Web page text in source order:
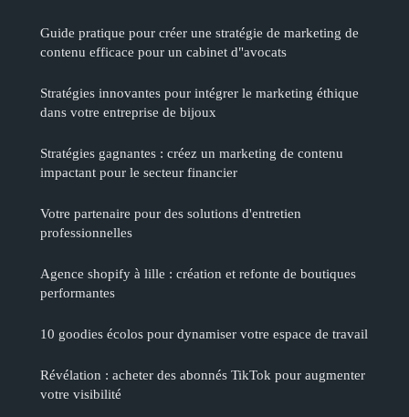
Guide pratique pour créer une stratégie de marketing de
contenu efficace pour un cabinet d"avocats
Stratégies innovantes pour intégrer le marketing éthique
dans votre entreprise de bijoux
Stratégies gagnantes : créez un marketing de contenu
impactant pour le secteur financier
Votre partenaire pour des solutions d'entretien
professionnelles
Agence shopify à lille : création et refonte de boutiques
performantes
10 goodies écolos pour dynamiser votre espace de travail
Révélation : acheter des abonnés TikTok pour augmenter
votre visibilité